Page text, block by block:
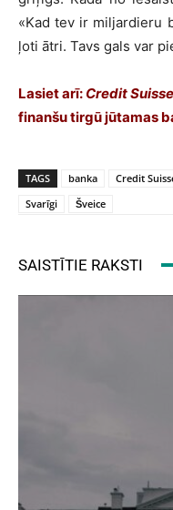
«Kad tev ir miljardieru
ļoti ātri. Tavs gals var
Lasiet arī: Credit Suisse
finanšu tirgū jūtamas
TAGS banka Credit
Svarīgi
Šveice
SAISTĪTIE RAKSTI